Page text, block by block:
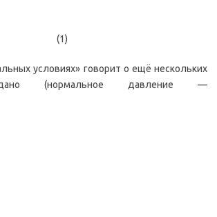
(1)
условиях» говорит о ещё нескольких
(нормальное давление —